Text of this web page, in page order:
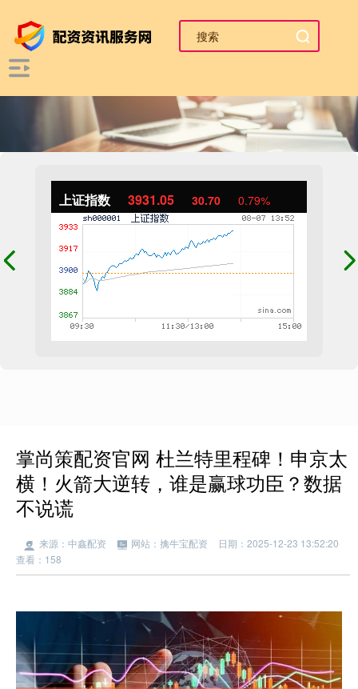
上证指数 3931.05 30.70 0.79%
掌尚策配资官网 杜兰特里程碑！申京太
横！火箭大逆转，谁是赢球功臣？数据
不说谎
来源：中鑫配资 网站：擒牛宝配资
日期：2025-12-23 13:52:20
查看：158